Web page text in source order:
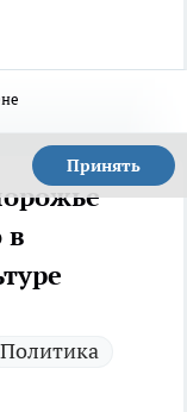
Принять
в
Политика